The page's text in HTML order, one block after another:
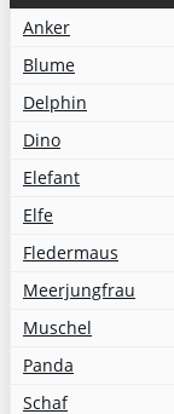
Anker
Blume
Delphin
Dino
Elefant
Elfe
Fledermaus
Meerjungfrau
Muschel
Panda
Schaf